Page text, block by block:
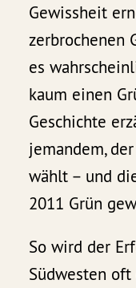
Gewissheit
zerbrochenen
es
kaum einen
Geschichte
jemandem,
wählt – und
2011 Grün
So wird der
Südwesten